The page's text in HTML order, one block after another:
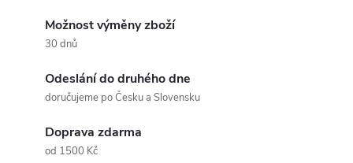
Možnost výměny zboží
30 dnů
Odeslání do druhého dne
doručujeme po Česku a Slovensku
Doprava zdarma
od 1500 Kč